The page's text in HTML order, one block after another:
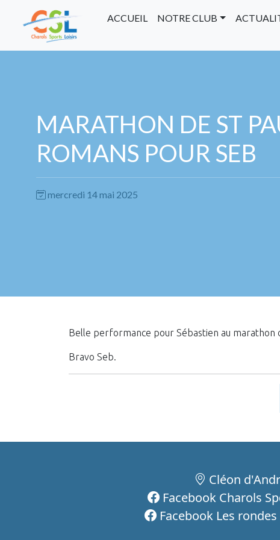
ACCUEIL NOTRE CLUB
MARATHON DE ST
ROMANS POUR SEB
mercredi 14 mai 2025
Belle performance pour Sébastien au marathon
Bravo Seb.
Cléon
Facebook Charols
Facebook Les